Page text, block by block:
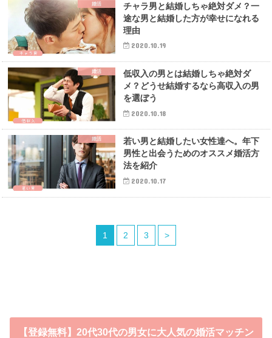
婚活
チャラ男と結婚しちゃ絶対ダメ？一
途な男と結婚した方が幸せになれる
理由
2020.10.19
婚活
低収入の男とは結婚しちゃ絶対ダ
メ？どうせ結婚するなら高収入の男
を選ぼう
2020.10.18
婚活
若い男と結婚したい女性達へ。年下
男性と出会うためのオススメ婚活方
法を紹介
2020.10.17
1 2 3 >
【登録無料】20代30代の男女に大人気の婚活マッチン